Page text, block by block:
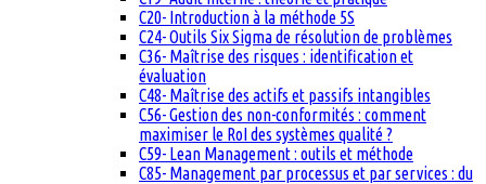
C20- Introduction à la méthode 5S
C24- Outils Six Sigma de résolution de problèmes
C36- Maîtrise des risques : identification et
évaluation
C48- Maîtrise des actifs et passifs intangibles
C56- Gestion des non-conformités : comment
maximiser le RoI des systèmes qualité ?
C59- Lean Management : outils et méthode
C85- Management par processus et par services : du